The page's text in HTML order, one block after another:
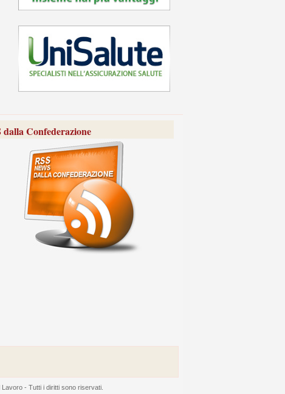
dalla Confederazione
- Tutti i diritti sono riservati.